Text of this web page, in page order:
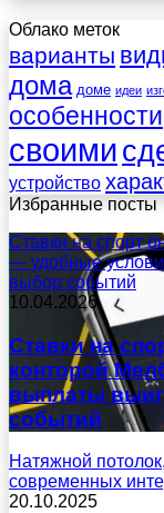
Облако меток
варианты
дома доме идеи
особенности
своими
устройство
Избранные посты
Ставки на спорт
— удобные
выбор событий
10.04.2026
Ставки на
конторой
выплаты
событий
Натяжной
современных
20.10.2025